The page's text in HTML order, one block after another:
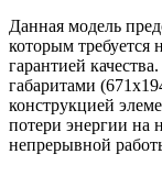
Данная модель
которым требуется
гарантией
габаритами
конструкцией
потери энергии на
непрерывной